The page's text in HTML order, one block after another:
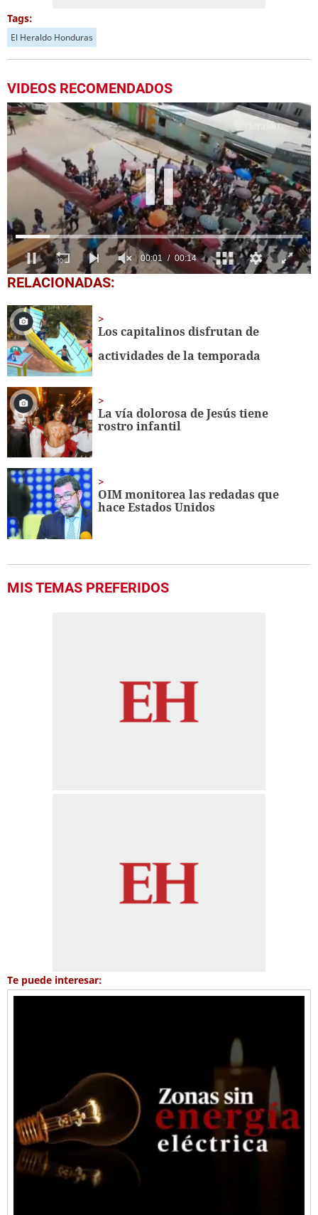
Tags:
El Heraldo Honduras
VIDEOS RECOMENDADOS
0
of
seconds
RELACIONADAS:
Los capitalinos disfrutan de
actividades de la temporada
La vía dolorosa de Jesús tiene
rostro infantil
OIM monitorea las redadas que
hace Estados Unidos
MIS TEMAS PREFERIDOS
Te puede interesar: